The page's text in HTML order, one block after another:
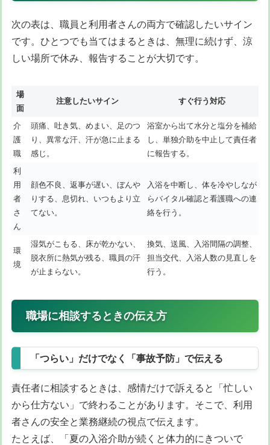
次の表は、職員と利用者さんの両方で確認したいサイン
です。ひとつでも当てはまるときは、無理に続けず、涼
しい場所で休み、報告することが大切です。
場
面
注意したいサイン すぐ行う対応
介
護
職
頭痛、吐き気、めまい、足のつ
り、異常な汗、汗が急に止まる
感じ。
浴室から出て水分と塩分を補給
し、単独介助を中止して責任者
に報告する。
利
用
者
さ
ん
顔色不良、返事が遅い、ぼんや
りする、息切れ、いつもより立
てない。
入浴を中断し、体を冷やしなが
らバイタル確認と看護職への連
絡を行う。
環
境
湿気がこもる、床が乾かない、
脱衣所に熱気が残る、職員の汗
が止まらない。
換気、送風、入浴間隔の調整、
担当交代、入浴人数の見直しを
行う。
職場に相談するときの伝え方
「つらい」だけでなく「事故予防」で伝える
責任者に相談するときは、感情だけで訴えると「忙しい
から仕方ない」で終わることがあります。そこで、利用
者さんの安全と業務継続の視点で伝えます。
たとえば、「夏の入浴介助が続くと体力的にきついで